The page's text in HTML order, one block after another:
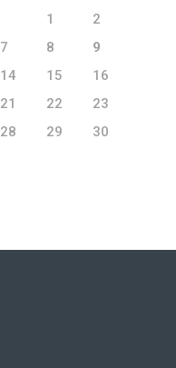
1
2
7 8
9
14 15
16
21 22
23
28 29
30